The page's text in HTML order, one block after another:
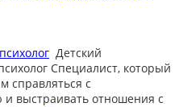
Детский
Специалист, который
справляться с
и выстраивать отношения с